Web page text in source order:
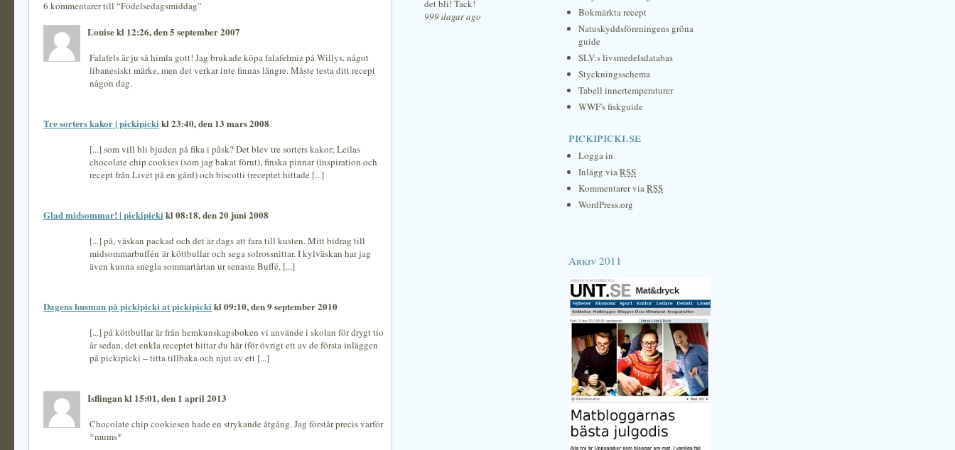
6 kommentarer till “Födelsedagsmiddag”
Louise kl 12:26, den 5 september 2007
Falafels är ju så himla gott! Jag brukade köpa falafelmiz på Willys, något
libanesiskt märke, men det verkar inte finnas längre. Måste testa ditt recept
någon dag.
Tre sorters kakor | pickipicki kl 23:40, den 13 mars 2008
[...] som vill bli bjuden på fika i påsk? Det blev tre sorters kakor; Leilas
chocolate chip cookies (som jag bakat förut), finska pinnar (inspiration och
recept från Livet på en gård) och biscotti (receptet hittade [...]
Glad midsommar! | pickipicki kl 08:18, den 20 juni 2008
[...] på, väskan packad och det är dags att fara till kusten. Mitt bidrag till
midsommarbuffén är köttbullar och sega solrossnittar. I kylväskan har jag
även kunna snegla sommartårtan ur senaste Buffé, [...]
Dagens husman på pickipicki at pickipicki kl 09:10, den 9 september 2010
[...] på köttbullar är från hemkunskapsboken vi använde i skolan för drygt tio
år sedan, det enkla receptet hittar du här (för övrigt ett av de första inläggen
på pickipicki – titta tillbaka och njut av ett [...]
Isflingan kl 15:01, den 1 april 2013
Chocolate chip cookiesen hade en strykande åtgång. Jag förstår precis varför
*mums*
det bli! Tack!
999 dagar ago
Bokmärkta recept
Natuskyddsföreningens gröna
guide
SLV:s livsmedelsdatabas
Styckningsschema
Tabell innertemperaturer
WWF's fiskguide
pickipicki.se
Logga in
Inlägg viaRSS
Kommentarer viaRSS
WordPress.org
Arkiv 2011